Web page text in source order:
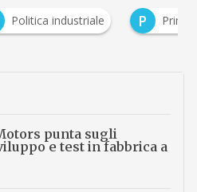
P
Primo piano
punta sugli
e test in fabbrica a